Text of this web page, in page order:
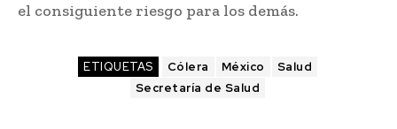
el consiguiente riesgo para los demás.
ETIQUETAS Cólera México
Salud
Secretaría de Salud